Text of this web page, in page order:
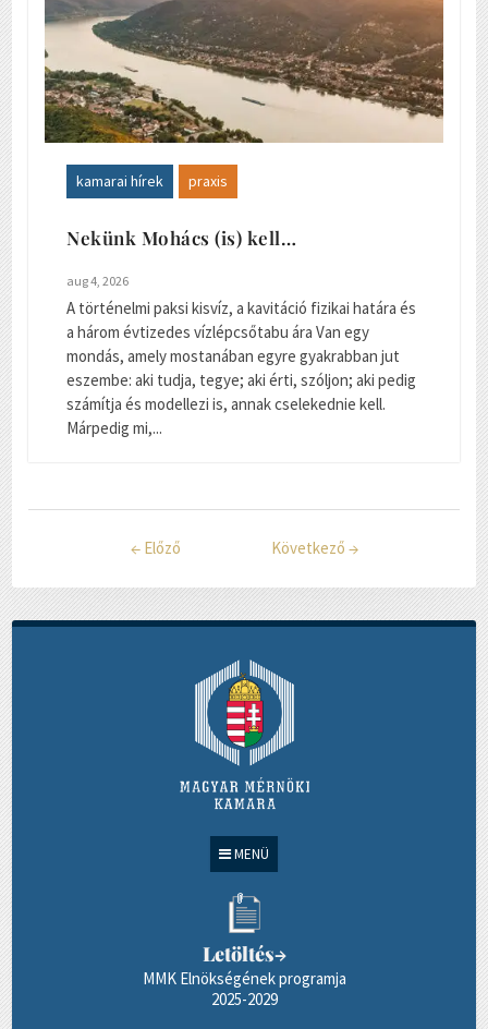
MENÜ
Letöltés→
MMK Elnökségének programja
2025-2029
kamarai hírek praxis
Nekünk Mohács (is) kell…
aug 4, 2026
A történelmi paksi kisvíz, a kavitáció fizikai határa és
a három évtizedes vízlépcsőtabu ára Van egy
mondás, amely mostanában egyre gyakrabban jut
eszembe: aki tudja, tegye; aki érti, szóljon; aki pedig
számítja és modellezi is, annak cselekednie kell.
Márpedig mi,...
← Előző Következő →